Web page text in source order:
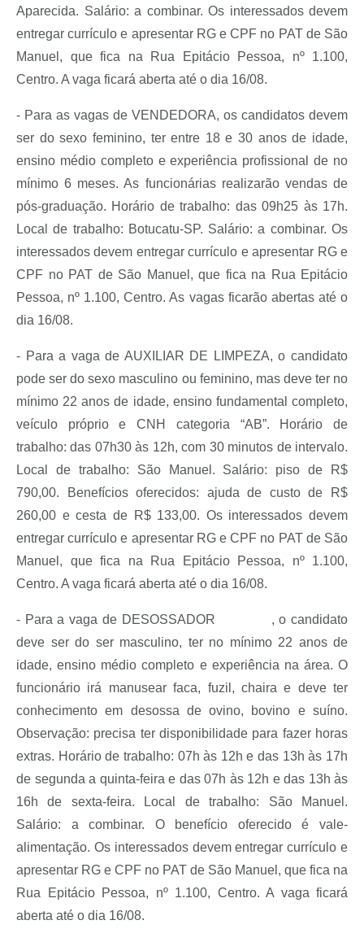
Aparecida. Salário: a combinar. Os interessados devem
entregar currículo e apresentar RG e CPF no PAT de São
Manuel, que fica na Rua Epitácio Pessoa, nº 1.100,
Centro. A vaga ficará aberta até o dia 16/08.
- Para as vagas de VENDEDORA, os candidatos devem
ser do sexo feminino, ter entre 18 e 30 anos de idade,
ensino médio completo e experiência profissional de no
mínimo 6 meses. As funcionárias realizarão vendas de
pós-graduação. Horário de trabalho: das 09h25 às 17h.
Local de trabalho: Botucatu-SP. Salário: a combinar. Os
interessados devem entregar currículo e apresentar RG e
CPF no PAT de São Manuel, que fica na Rua Epitácio
Pessoa, nº 1.100, Centro. As vagas ficarão abertas até o
dia 16/08.
- Para a vaga de AUXILIAR DE LIMPEZA, o candidato
pode ser do sexo masculino ou feminino, mas deve ter no
mínimo 22 anos de idade, ensino fundamental completo,
veículo próprio e CNH categoria “AB”. Horário de
trabalho: das 07h30 às 12h, com 30 minutos de intervalo.
Local de trabalho: São Manuel. Salário: piso de R$
790,00. Benefícios oferecidos: ajuda de custo de R$
260,00 e cesta de R$ 133,00. Os interessados devem
entregar currículo e apresentar RG e CPF no PAT de São
Manuel, que fica na Rua Epitácio Pessoa, nº 1.100,
Centro. A vaga ficará aberta até o dia 16/08.
- Para a vaga de DESOSSADOR
, o candidato
deve ser do ser masculino, ter no mínimo 22 anos de
idade, ensino médio completo e experiência na área. O
funcionário irá manusear faca, fuzil, chaira e deve ter
conhecimento em desossa de ovino, bovino e suíno.
Observação: precisa ter disponibilidade para fazer horas
extras. Horário de trabalho: 07h às 12h e das 13h às 17h
de segunda a quinta-feira e das 07h às 12h e das 13h às
16h de sexta-feira. Local de trabalho: São Manuel.
Salário: a combinar. O benefício oferecido é vale-
alimentação. Os interessados devem entregar currículo e
apresentar RG e CPF no PAT de São Manuel, que fica na
Rua Epitácio Pessoa, nº 1.100, Centro. A vaga ficará
aberta até o dia 16/08.